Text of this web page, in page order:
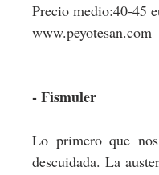
Precio medio:40-45
www.peyotesan.com
- Fismuler
Lo primero que
descuidada. La